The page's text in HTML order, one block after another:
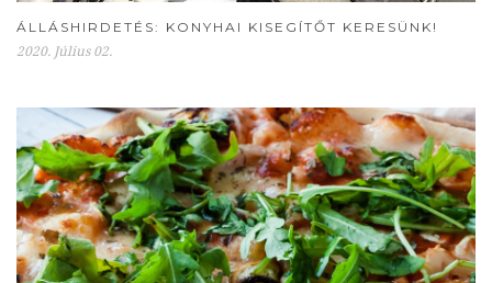
ÁLLÁSHIRDETÉS: KONYHAI KISEGÍTŐT KERESÜNK!
2020. Július 02.